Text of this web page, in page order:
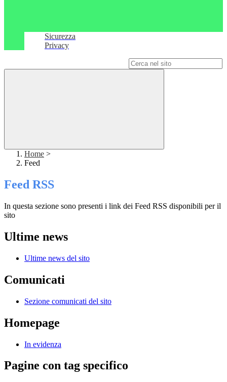
Sicurezza
Privacy
Home >
Feed
Feed RSS
In questa sezione sono presenti i link dei Feed RSS disponibili per il
sito
Ultime news
Ultime news del sito
Comunicati
Sezione comunicati del sito
Homepage
In evidenza
Pagine con tag specifico